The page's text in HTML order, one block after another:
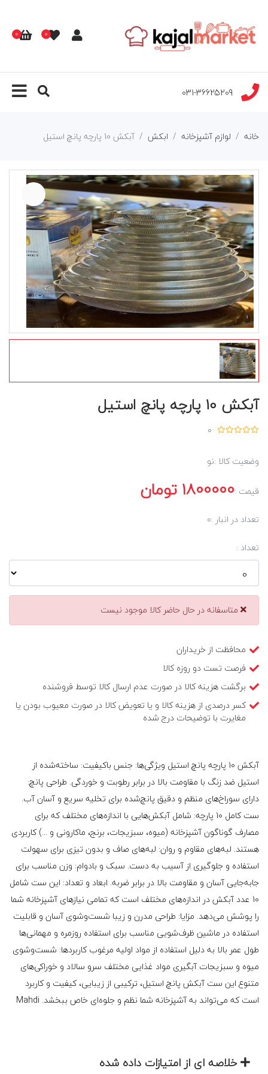
0
0
031-36625209
خانه لوازم آشپزخانه ابکش آبکش 10 پارچه پانچ استیل
آبکش 10 پارچه پانچ استیل
0
وضعیت کالا :نو
قیمت :1800000 تومان
تعداد در انبار :0
تعداد :
متاسفانه در حال حاضر کالا موجود نیست
محافظت از خریداران
فرصت تست دو روزه کالا
برگشت هزینه کالا در صورت عدم ارسال کالا توسط فروشنده
کسر درصدی از هزینه کالا و یا تعویض کالا در صورت معیوب بودن یا
مغایرت با توضیحات درج شده
آبکش 10 پارچه پانچ استیل ویژگی‌ها: جنس باکیفیت: ساخته‌شده از
استیل ضد زنگ با مقاومت بالا در برابر رطوبت و خوردگی. طراحی پانچ:
دارای سوراخ‌های منظم و دقیق پانچ‌شده برای تخلیه سریع و آسان آب.
ست کامل 10 پارچه: شامل آبکش‌هایی با اندازه‌های مختلف که برای
مصارف گوناگون آشپزخانه (میوه، سبزیجات، برنج، ماکارونی و ...) کاربردی
هستند. لبه‌های مقاوم و روان: لبه‌های صاف و بدون تیزی برای سهولت
استفاده و جلوگیری از آسیب به دست. سبک و بادوام: وزن مناسب برای
جابه‌جایی آسان و مقاومت بالا در برابر ضربه. ابعاد و تعداد: این ست شامل
10 عدد آبکش در اندازه‌های مختلف است که تمامی نیازهای آشپزخانه شما
را پوشش می‌دهد. مزایا: طراحی مدرن و زیبا شست‌وشوی آسان و قابلیت
استفاده در ماشین ظرف‌شویی مناسب برای استفاده روزمره و مهمانی‌ها
طول عمر بالا به دلیل استفاده از مواد اولیه مرغوب کاربردها: شست‌وشوی
میوه و سبزیجات آبگیری مواد غذایی مختلف سرو سالاد و خوراکی‌های
متنوع این ست آبکش پانچ استیل، ترکیبی از زیبایی، کیفیت و کاربرد
است که می‌تواند به آشپزخانه شما نظم و جلوه‌ای خاص ببخشد. Mahdi
خلاصه ای از امتیازات داده شده